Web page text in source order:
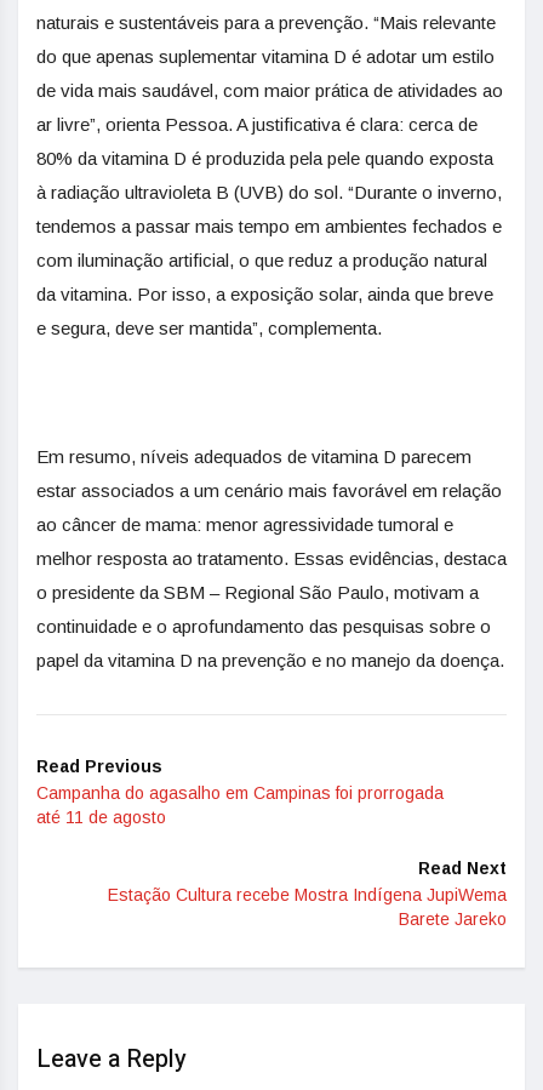
naturais e sustentáveis para a prevenção. “Mais relevante
do que apenas suplementar vitamina D é adotar um estilo
de vida mais saudável, com maior prática de atividades ao
ar livre”, orienta Pessoa. A justificativa é clara: cerca de
80% da vitamina D é produzida pela pele quando exposta
à radiação ultravioleta B (UVB) do sol. “Durante o inverno,
tendemos a passar mais tempo em ambientes fechados e
com iluminação artificial, o que reduz a produção natural
da vitamina. Por isso, a exposição solar, ainda que breve
e segura, deve ser mantida”, complementa.
Em resumo, níveis adequados de vitamina D parecem
estar associados a um cenário mais favorável em relação
ao câncer de mama: menor agressividade tumoral e
melhor resposta ao tratamento. Essas evidências, destaca
o presidente da SBM – Regional São Paulo, motivam a
continuidade e o aprofundamento das pesquisas sobre o
papel da vitamina D na prevenção e no manejo da doença.
Read Previous
Campanha do agasalho em Campinas foi prorrogada
até 11 de agosto
Read Next
Estação Cultura recebe Mostra Indígena JupiWema
Barete Jareko
Leave a Reply